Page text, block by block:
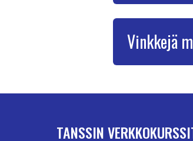
Vinkkejä
TANSSIN